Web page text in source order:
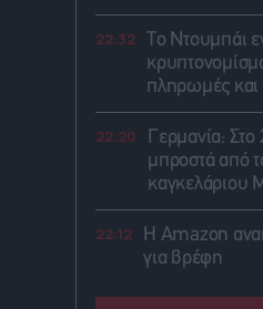
22:32
Το Ντουμπάι
πληρωμές και
22:20
Γερμανία:
μπροστά από
καγκελάριου
22:12
Η Amazon
για βρέφη